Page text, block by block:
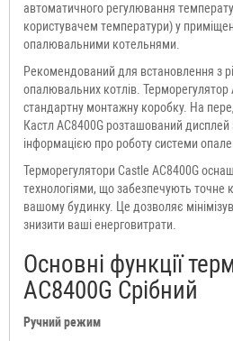
автоматичного регулювання
користувачем температури) у
опалювальними котельнями.
Рекомендований для встановлення з
опалювальних котлів.
стандартну монтажну коробку. На
Кастл АС8400G розташований дисплей
інформацією про роботу системи
Терморегулятори Castle АС8400G
технологіями, що забезпечують точне
вашому будинку. Це дозволяє
знизити ваші енерговитрати.
Основні функції
АС8400G Срібний
Ручний режим